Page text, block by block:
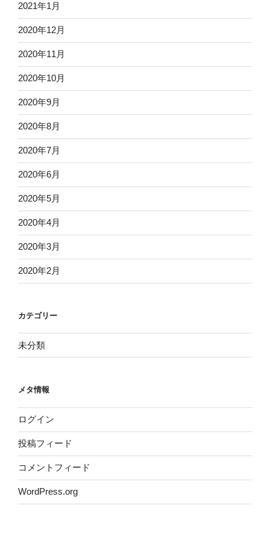
2021年1月
2020年12月
2020年11月
2020年10月
2020年9月
2020年8月
2020年7月
2020年6月
2020年5月
2020年4月
2020年3月
2020年2月
カテゴリー
未分類
メタ情報
ログイン
投稿フィード
コメントフィード
WordPress.org